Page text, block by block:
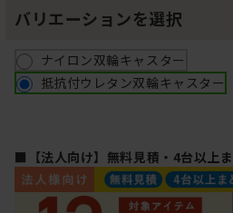
バリエーションを選択
ナイロン双輪キャスター
抵抗付ウレタン双輪キャスター
■【法人向け】無料見積・4台以上